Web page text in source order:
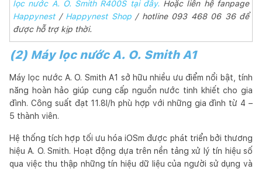
lọc nước A. O. Smith R400S tại đây. Hoặc liên hệ fanpage
Happynest/ Happynest Shop/ hotline 093 468 06 36 để
được hỗ trợ kịp thời.
(2) Máy lọc nước A. O. Smith A1
Máy lọc nước A. O. Smith A1 sở hữu nhiều ưu điểm nổi bật, tính
năng hoàn hảo giúp cung cấp nguồn nước tinh khiết cho gia
đình. Công suất đạt 11.8l/h phù hợp với những gia đình từ 4 –
5 thành viên.
Hệ thống tích hợp tối ưu hóa iOSm được phát triển bởi thương
hiệu A. O. Smith. Hoạt động dựa trên nền tảng xử lý tín hiệu số
qua việc thu thập những tín hiệu dữ liệu của người sử dụng và